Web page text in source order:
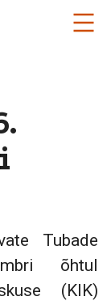
Tubade
õhtul
(KIK)